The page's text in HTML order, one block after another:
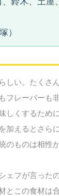
）
しい。たくさ
フレーバーも
しくするため
加えるとさら
のものは相性
ェフが言った
とこの食材は